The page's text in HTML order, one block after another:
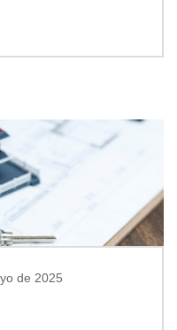
de 2025